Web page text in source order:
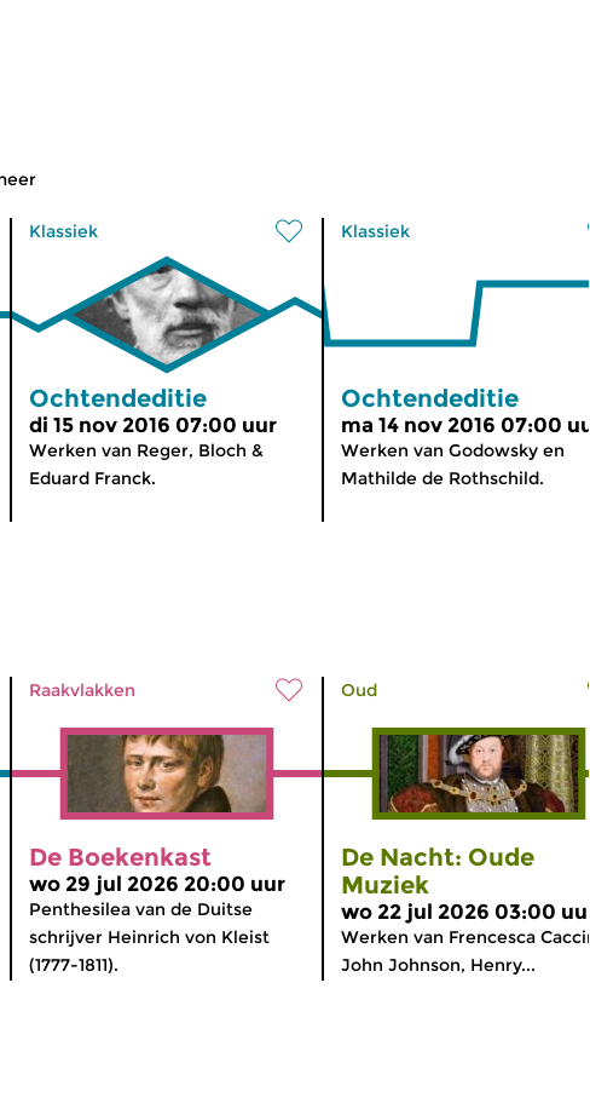
Klassiek
Ochtendeditie
di 15 nov 2016 07:00 uur
Werken van Reger, Bloch &
Eduard Franck.
Klassiek
Ochtendeditie
ma 14 nov 2016 07:00
Werken van Godowsky en
Mathilde de Rothschild.
Raakvlakken
De Boekenkast
wo 29 jul 2026 20:00 uur
Penthesilea van de Duitse
schrijver Heinrich von Kleist
(1777-1811).
Oud
De Nacht: Oude
Muziek
wo 22 jul 2026 03:00
Werken van Frencesca
John Johnson, Henry...